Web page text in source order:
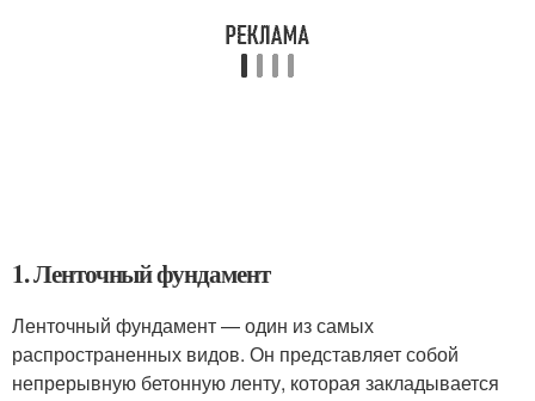
1. Ленточный фундамент
Ленточный фундамент — один из самых
распространенных видов. Он представляет собой
непрерывную бетонную ленту, которая закладывается